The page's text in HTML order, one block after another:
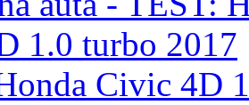
Civic 4D